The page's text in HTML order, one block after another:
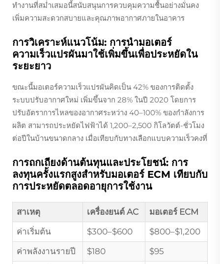
ทำงานที่สม่ำเสมอนี้สนับสนุนการควบคุมความชื้นอย่างมั่นคง
เพิ่มความสะดวกสบายและคุณภาพอากาศภายในอาคาร
การวิเคราะห์แนวโน้ม: การนำมอเตอร์
ความเร็วแปรผันมาใช้เพิ่มขึ้นเพื่อประหยัดใน
ระยะยาว
ขณะนี้มอเตอร์ความเร็วแปรผันคิดเป็น 42% ของการติดตั้ง
ระบบปรับอากาศใหม่ เพิ่มขึ้นจาก 28% ในปี 2020 โดยการ
ปรับอัตราการไหลของอากาศระหว่าง 40–100% ของกำลังการ
ผลิต สามารถประหยัดไฟฟ้าได้ 1,200–2,500 กิโลวัตต์-ชั่วโมง
ต่อปีในบ้านขนาดกลาง เมื่อเทียบกับทางเลือกแบบความเร็วคงที่
การถกเถียงด้านต้นทุนและประโยชน์: การ
ลงทุนครั้งแรกสูงสำหรับมอเตอร์ ECM เทียบกับ
การประหยัดตลอดอายุการใช้งาน
สาเหตุ เครื่องยนต์ AC
มอเตอร์ ECM
ค่าเริ่มต้น
$300–$600
$800–$1,200
ค่าพลังงานรายปี
$180
$95